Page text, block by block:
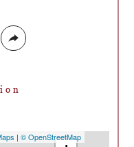
| © OpenStreetMap